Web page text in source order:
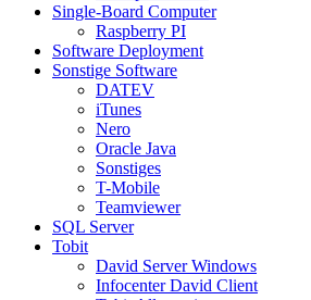
Single-Board Computer
Raspberry PI
Software Deployment
Sonstige Software
DATEV
iTunes
Nero
Oracle Java
Sonstiges
T-Mobile
Teamviewer
SQL Server
Tobit
David Server Windows
Infocenter David Client